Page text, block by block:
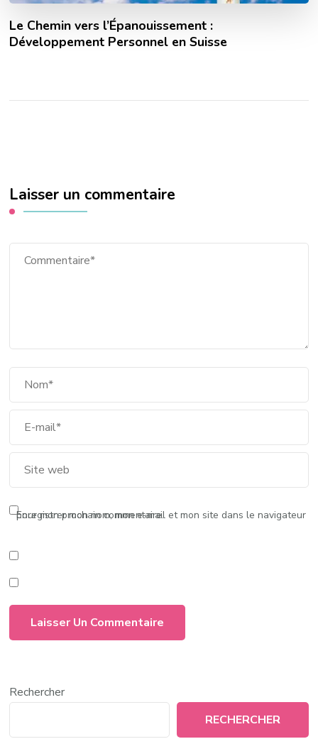
Le Chemin vers l’Épanouissement :
Développement Personnel en Suisse
Laisser un commentaire
Enregistrer mon nom, mon e-mail et mon site dans le navigateur pour mon prochain commentaire.
Rechercher
RECHERCHER